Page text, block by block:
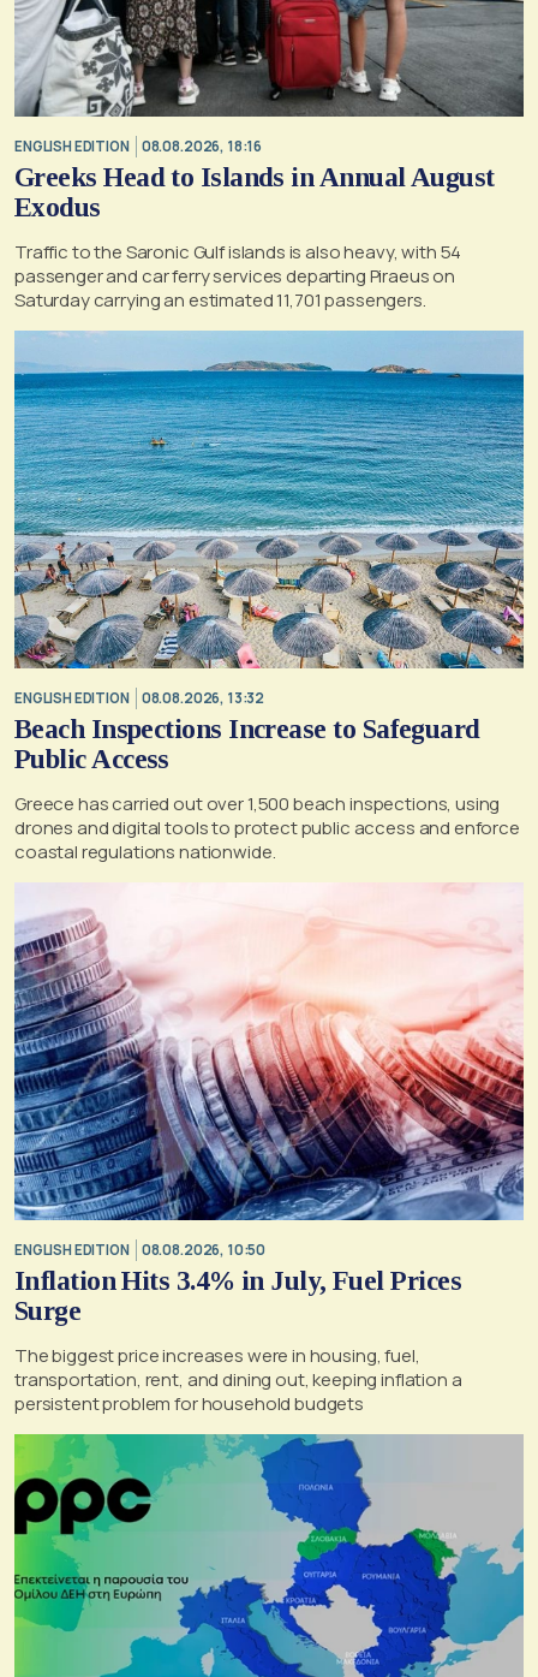
ENGLISH EDITION 08.08.2026, 18:16
Greeks Head to Islands in Annual August
Exodus
Traffic to the Saronic Gulf islands is also heavy, with 54
passenger and car ferry services departing Piraeus on
Saturday carrying an estimated 11,701 passengers.
ENGLISH EDITION 08.08.2026, 13:32
Beach Inspections Increase to Safeguard
Public Access
Greece has carried out over 1,500 beach inspections, using
drones and digital tools to protect public access and enforce
coastal regulations nationwide.
ENGLISH EDITION 08.08.2026, 10:50
Inflation Hits 3.4% in July, Fuel Prices
Surge
The biggest price increases were in housing, fuel,
transportation, rent, and dining out, keeping inflation a
persistent problem for household budgets